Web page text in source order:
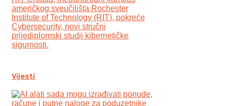
američkog sveučilišta Rochester
Institute of Technology (RIT), pokreće
Cybersecurity, novi stručni
prijediplomski studij kibernetičke
sigurnosti.
Vijesti